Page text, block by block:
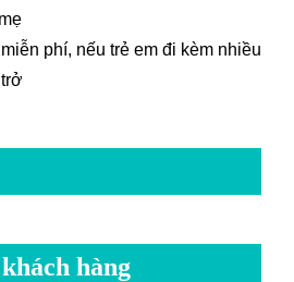
phí, nếu trẻ em đi kèm nhiều
hàng